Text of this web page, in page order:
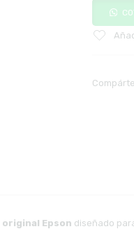
original Epson diseñado